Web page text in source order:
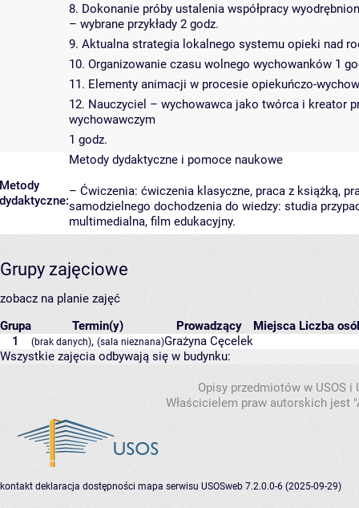
8. Dokonanie próby ustalenia współpracy
– wybrane przykłady 2 godz.
9. Aktualna strategia lokalnego systemu opieki nad
10. Organizowanie czasu wolnego wychowanków 1
11. Elementy animacji w procesie opiekuńczo-
12. Nauczyciel – wychowawca jako twórca i kreator
wychowawczym
1 godz.
Metody
dydaktyczne:
Metody dydaktyczne i pomoce naukowe
– Ćwiczenia: ćwiczenia klasyczne, praca z książką,
samodzielnego dochodzenia do wiedzy: studia
multimedialna, film edukacyjny.
Grupy zajęciowe
zobacz na planie zajęć
Grupa
Termin(y) Prowadzący Miejsca Liczba
1
(brak danych), (sala nieznana)Grażyna Cęcelek
Wszystkie zajęcia odbywają się w budynku:
Opisy przedmiotów w USOS
Właścicielem praw autorskich jest
kontakt deklaracja dostępności mapa serwisu USOSweb 7.2.0.0-6 (2025-09-29)